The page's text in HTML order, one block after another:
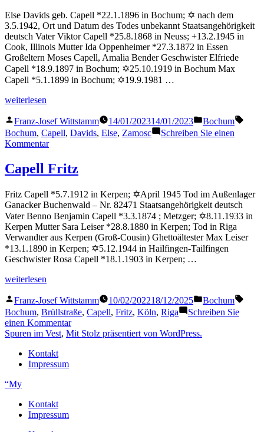
Else Davids geb. Capell *22.1.1896 in Bochum; ✡ nach dem
3.5.1942, Ort und Datum des Todes unbekannt Staatsangehörigkeit
deutsch Vater Viktor Capell *25.8.1868 in Neuss; +13.2.1945 in
Cook, Illinois Mutter Ida Oppenheimer *27.3.1872 in Essen
Großeltern Moses Capell, Amalia Bender Geschwister Elfriede
Capell *18.9.1897 in Bochum; ✡25.10.1919 in Bochum Max
Capell *5.1.1899 in Bochum; ✡19.9.1981 …
„Davids
weiterlesen
Veröffentlicht
von
Franz-Josef Wittstamm 14/01/202314/01/2023
Veröffentlicht
in
Bochum
Bochum, Capell, Davids, Else, Zamosc
Schreiben Sie einen
Kommentarzu
Else
Capell Fritz
Fritz Capell *5.7.1912 in Kerpen; ✡April 1945 Tod im Außenlager
Ganacker Buchenwald – Nr. 82471 Staatsangehörigkeit deutsch
Vater Benno Benjamin Capell *3.3.1874 ; Metzger; ✡8.11.1933 in
Kerpen Mutter Sara Leiser *28.8.1880 in Kerpen; Tod in Riga
Verwandter aus Kerpen (Groß-Cousin) Ghettoältester Max Leiser
*13.1.1890 in Kerpen; ✡5.12.1944 in Hailfingen-Tailfingen
Geschwister Rosa Capell *18.1.1903 in Kerpen; …
„Capell
weiterlesen
Veröffentlicht
von
Franz-Josef Wittstamm 10/02/202218/12/2025
Veröffentlicht
in
Bochum
Bochum, Brüllstraße, Capell, Fritz, Köln, Riga
Schreiben Sie
einen Kommentarzu
Capell
Spuren im Vest, Mit Stolz präsentiert von WordPress.
Kontakt
Impressum
“My
Kontakt
Impressum